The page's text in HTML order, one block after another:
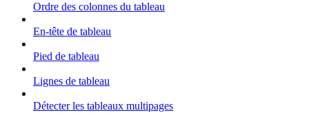
Ordre des colonnes du tableau
En-tête de tableau
Pied de tableau
Lignes de tableau
Détecter les tableaux multipages